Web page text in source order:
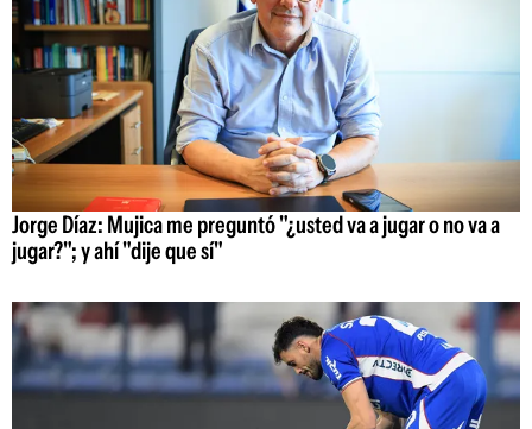
Jorge Díaz: Mujica me preguntó "¿usted va a jugar o no va a
jugar?"; y ahí "dije que sí"